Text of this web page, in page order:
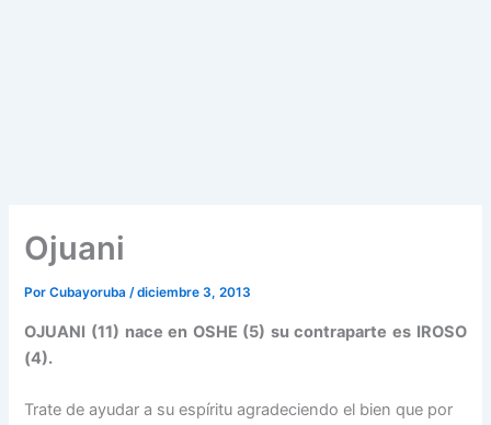
Ojuani
PorCubayoruba/diciembre 3, 2013
OJUANI (11) nace en OSHE (5) su contraparte es IROSO
(4).
Trate de ayudar a su espíritu agradeciendo el bien que por